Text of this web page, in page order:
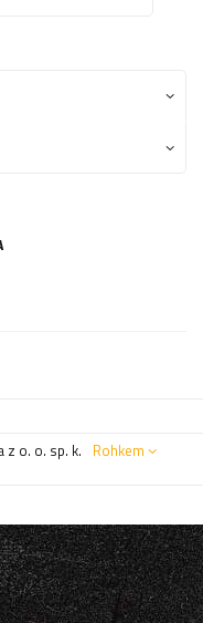
z o. o. sp. k. Rohkem